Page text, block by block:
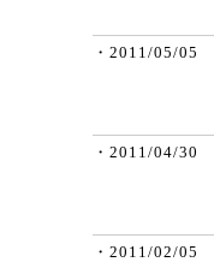
・2011/05/05
・2011/04/30
・2011/02/05